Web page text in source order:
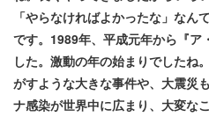
「やらなければよかったな」なん
です。1989年、平成元年から『ア
した。激動の年の始まりでしたね
がすような大きな事件や、大震災
ナ感染が世界中に広まり、大変な